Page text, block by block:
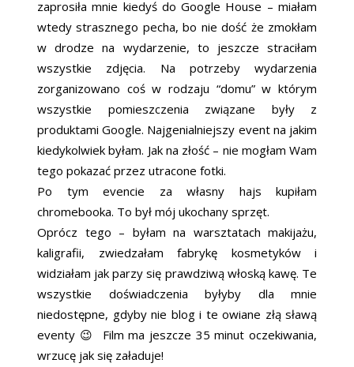
zaprosiła mnie kiedyś do Google House – miałam
wtedy strasznego pecha, bo nie dość że zmokłam
w drodze na wydarzenie, to jeszcze straciłam
wszystkie zdjęcia. Na potrzeby wydarzenia
zorganizowano coś w rodzaju “domu” w którym
wszystkie pomieszczenia związane były z
produktami Google. Najgenialniejszy event na jakim
kiedykolwiek byłam. Jak na złość – nie mogłam Wam
tego pokazać przez utracone fotki.
Po tym evencie za własny hajs kupiłam
chromebooka. To był mój ukochany sprzęt.
Oprócz tego – byłam na warsztatach makijażu,
kaligrafii, zwiedzałam fabrykę kosmetyków i
widziałam jak parzy się prawdziwą włoską kawę. Te
wszystkie doświadczenia byłyby dla mnie
niedostępne, gdyby nie blog i te owiane złą sławą
eventy 😉 Film ma jeszcze 35 minut oczekiwania,
wrzucę jak się załaduje!